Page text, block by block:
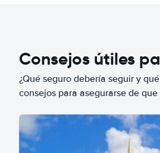
Consejos útiles
¿Qué seguro debería seguir y
consejos para asegurarse de